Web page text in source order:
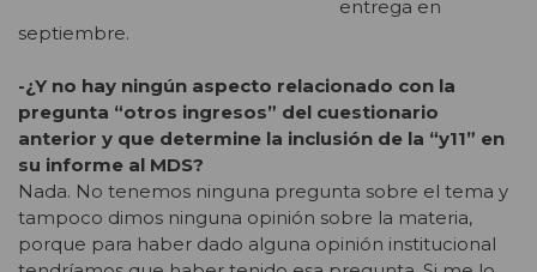
entrega en
septiembre.
-¿Y no hay ningún aspecto relacionado con la
pregunta “otros ingresos” del cuestionario
anterior y que determine la inclusión de la “y11” en
su informe al MDS?
Nada. No tenemos ninguna pregunta sobre el tema y
tampoco dimos ninguna opinión sobre la materia,
porque para haber dado alguna opinión institucional